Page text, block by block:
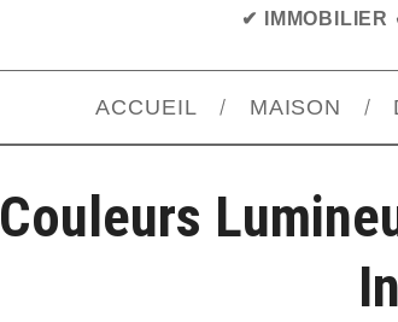
✔ IMMOBILIER
ACCUEIL MAISON
Couleurs